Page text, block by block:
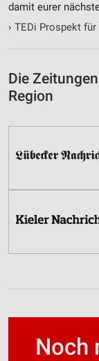
damit eurer
› TEDi Prospekt
Die
Region
Noch